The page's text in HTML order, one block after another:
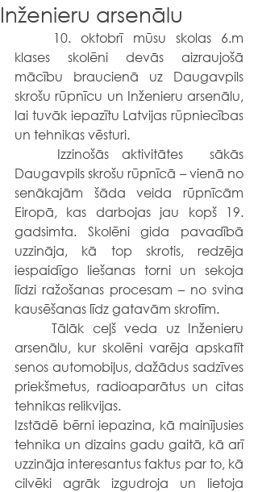
Inženieru arsenālu
klases skolēni devās aizraujošā
mācību braucienā uz Daugavpils
skrošu rūpnīcu un Inženieru arsenālu,
lai tuvāk iepazītu Latvijas rūpniecības
un tehnikas vēsturi.
Daugavpils skrošu rūpnīcā – vienā no
senākajām šāda veida rūpnīcām
Eiropā, kas darbojas jau kopš 19.
gadsimta. Skolēni gida pavadībā
uzzināja, kā top skrotis, redzēja
iespaidīgo liešanas torni un sekoja
līdzi ražošanas procesam – no svina
kausēšanas līdz gatavām skrotīm.
	Tālāk ceļš veda uz Inženieru
arsenālu, kur skolēni varēja apskatīt
senos automobiļus, dažādus sadzīves
priekšmetus, radioaparātus un citas
tehnikas relikvijas.
Izstādē bērni iepazina, kā mainījusies
tehnika un dizains gadu gaitā, kā arī
uzzināja interesantus faktus par to, kā
cilvēki agrāk izgudroja un lietoja